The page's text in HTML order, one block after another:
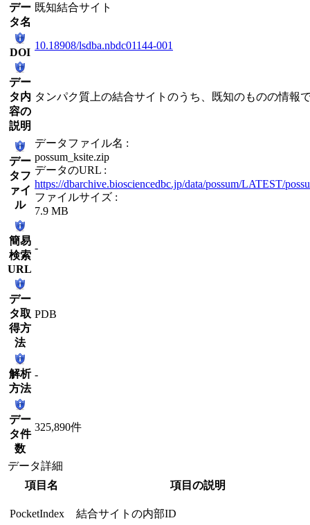
デー
タ名
既知結合サイト
DOI
10.18908/lsdba.nbdc01144-001
デー
タ内
容の
説明
タンパク質上の結合サイトのうち、既知のものの情報
デー
タフ
ァイ
ル
データファイル名 :
possum_ksite.zip
データのURL :
https://dbarchive.biosciencedbc.jp/data/possum/LATEST/
ファイルサイズ :
7.9 MB
簡易
検索
URL
-
デー
タ取
得方
法
PDB
解析
方法
-
デー
タ件
数
325,890件
データ詳細
項目名
項目の説明
PocketIndex 結合サイトの内部ID